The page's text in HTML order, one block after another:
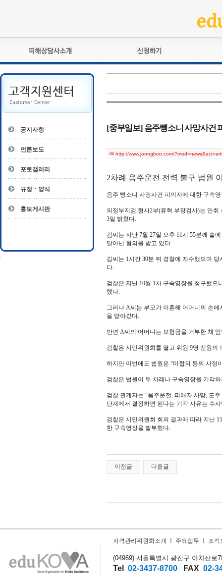
피해상담사란?
자격관리규정
상담사 자격증 확인
- 피해상담사 1급
- 전문수련감독자
- 전문수련기관
교육훈련
자격복원
공지사항
언론보도
포토갤러리
규정ㆍ양식
홍보게시판
[중부일보] 음주뺑소니 사망사건
http://www.joongboo.com/
2차례 음주운전 전력 불구 법원
음주 뺑소니 사망사건 피의자에 대한 구속
의정부지검 형사2부(류혁 부장검사)는 만
3일 밝혔다.
김씨는 지난 7월 27일 오후 11시 55분께 술
달아난 혐의를 받고 있다.
김씨는 1시간 30분 뒤 경찰에 자수했으며
다.
검찰은 지난 10월 1차 구속영장을 청구했
했다.
그러나 A씨는 부모가 이혼해 어머니의 손
을 받아갔다.
반면 A씨의 어머니는 보험금을 거부한 채
검찰은 시민위원회를 열고 위원 9명 전원의
하지만 이번에도 법원은 “미합의 등의 사정
검찰은 법원이 두 차례나 구속영장을 기각
검찰 관계자는 “음주운전, 피해자 사망, 도
단계에서 결정하면 된다는 기각 사유는 수
검찰은 시민위원회 회의 결과에 따라 지난
한 구속영장을 발부했다.
이전글 다음글
자격관리위원회소개 주요업무 조직
(04969) 서울특별시 광진구 아차산로
Tel 02-3437-8700 FAX 02-